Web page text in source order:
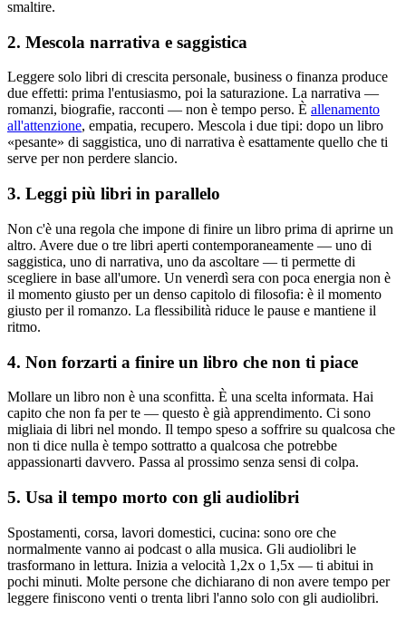
smaltire.
2. Mescola narrativa e saggistica
Leggere solo libri di crescita personale, business o finanza produce
due effetti: prima l'entusiasmo, poi la saturazione. La narrativa —
romanzi, biografie, racconti — non è tempo perso. È allenamento
all'attenzione, empatia, recupero. Mescola i due tipi: dopo un libro
«pesante» di saggistica, uno di narrativa è esattamente quello che ti
serve per non perdere slancio.
3. Leggi più libri in parallelo
Non c'è una regola che impone di finire un libro prima di aprirne un
altro. Avere due o tre libri aperti contemporaneamente — uno di
saggistica, uno di narrativa, uno da ascoltare — ti permette di
scegliere in base all'umore. Un venerdì sera con poca energia non è
il momento giusto per un denso capitolo di filosofia: è il momento
giusto per il romanzo. La flessibilità riduce le pause e mantiene il
ritmo.
4. Non forzarti a finire un libro che non ti piace
Mollare un libro non è una sconfitta. È una scelta informata. Hai
capito che non fa per te — questo è già apprendimento. Ci sono
migliaia di libri nel mondo. Il tempo speso a soffrire su qualcosa che
non ti dice nulla è tempo sottratto a qualcosa che potrebbe
appassionarti davvero. Passa al prossimo senza sensi di colpa.
5. Usa il tempo morto con gli audiolibri
Spostamenti, corsa, lavori domestici, cucina: sono ore che
normalmente vanno ai podcast o alla musica. Gli audiolibri le
trasformano in lettura. Inizia a velocità 1,2x o 1,5x — ti abitui in
pochi minuti. Molte persone che dichiarano di non avere tempo per
leggere finiscono venti o trenta libri l'anno solo con gli audiolibri.